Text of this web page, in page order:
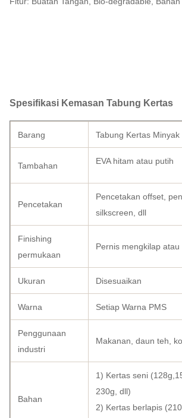
Spesifikasi Kemasan Tabung Kertas
Barang Tabung Kertas Minyak
Tambahan EVA hitam atau putih
Pencetakan
Pencetakan offset,
silkscreen, dll
Finishing
permukaan
Pernis mengkilap atau
Ukuran Disesuaikan
Warna Setiap Warna PMS
Penggunaan
industri
Makanan, daun teh,
Bahan
1) Kertas seni
230g, dll)
2) Kertas berlapis